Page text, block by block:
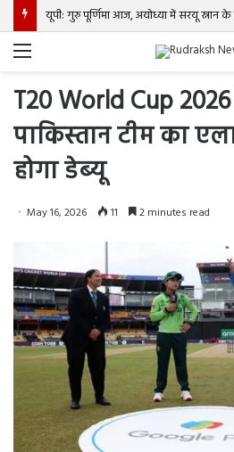
यूपी: गुरु पूर्णिमा आज, अयोध्या में सरयू स्नान के
Menu
T20 World Cup
पाकिस्‍तान टीम का
होगा डेब्‍यू
May 16, 2026 11 2 minutes read